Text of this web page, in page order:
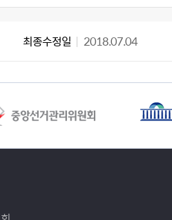
최종수정일 2018.07.04